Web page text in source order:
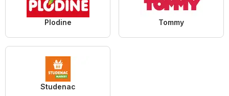
Plodine Tommy
Studenac